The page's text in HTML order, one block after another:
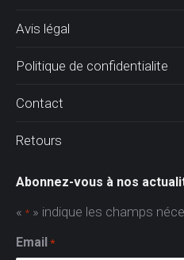
Avis légal
Politique de confidentialite
Contact
Retours
Abonnez-vous à nos
« * » indique les champs
Email *